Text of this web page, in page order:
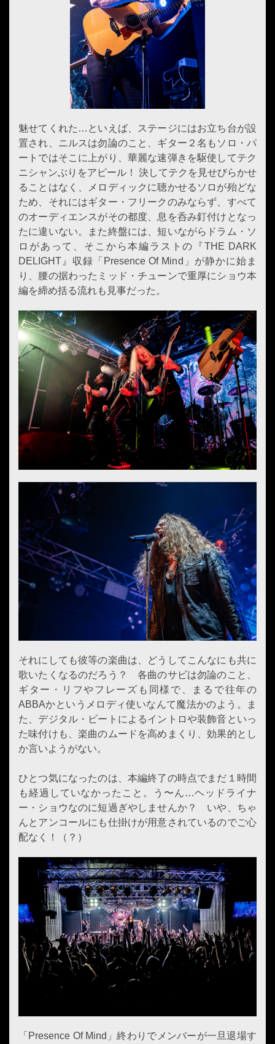
魅せてくれた…といえば、ステージにはお立ち台が設
置され、ニルスは勿論のこと、ギター２名もソロ・パ
ートではそこに上がり、華麗な速弾きを駆使してテク
ニシャンぶりをアピール！ 決してテクを見せびらかせ
ることはなく、メロディックに聴かせるソロが殆どな
ため、それにはギター・フリークのみならず、すべて
のオーディエンスがその都度、息を呑み釘付けとなっ
たに違いない。また終盤には、短いながらドラム・ソ
ロがあって、そこから本編ラストの『THE DARK
DELIGHT』収録「Presence Of Mind」が静かに始ま
り、腰の据わったミッド・チューンで重厚にショウ本
編を締め括る流れも見事だった。
それにしても彼等の楽曲は、どうしてこんなにも共に
歌いたくなるのだろう？ 各曲のサビは勿論のこと、
ギター・リフやフレーズも同様で、まるで往年の
ABBAかというメロディ使いなんて魔法かのよう。ま
た、デジタル・ビートによるイントロや装飾音といっ
た味付けも、楽曲のムードを高めまくり、効果的とし
か言いようがない。
ひとつ気になったのは、本編終了の時点でまだ１時間
も経過していなかったこと。う〜ん…ヘッドライナ
ー・ショウなのに短過ぎやしませんか？ いや、ちゃ
んとアンコールにも仕掛けが用意されているのでご心
配なく！（？）
「Presence Of Mind」終わりでメンバーが一旦退場す